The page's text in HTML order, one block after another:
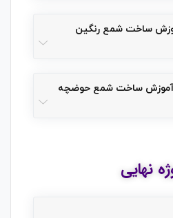
ساخت شمع رنگین
آموزش ساخت شمع حوضچه
نهایی